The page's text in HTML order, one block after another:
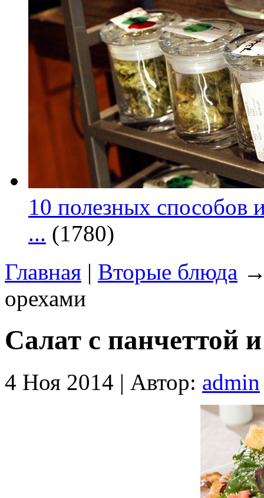
10 полезных способов
... (1780)
Главная | Вторые блюда
орехами
Салат с панчеттой
4 Ноя 2014 | Автор: admin